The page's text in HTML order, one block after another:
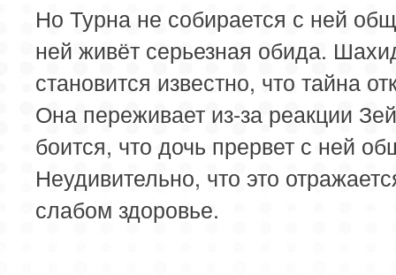
Но Турна не собирается с ней
ней живёт серьезная обида.
становится известно, что тайна
Она переживает из-за реакции
боится, что дочь прервет с ней
Неудивительно, что это
слабом здоровье.